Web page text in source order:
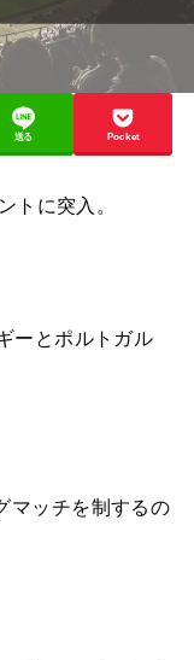
送る Pocket
トに突入。
ーとポルトガル
マッチを制するの